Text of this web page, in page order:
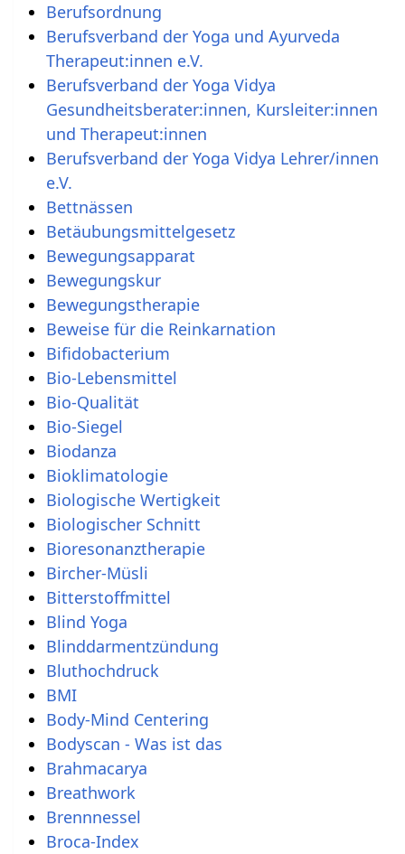
Berufsordnung
Berufsverband der Yoga und Ayurveda
Therapeut:innen e.V.
Berufsverband der Yoga Vidya
Gesundheitsberater:innen, Kursleiter:innen
und Therapeut:innen
Berufsverband der Yoga Vidya Lehrer/innen
e.V.
Bettnässen
Betäubungsmittelgesetz
Bewegungsapparat
Bewegungskur
Bewegungstherapie
Beweise für die Reinkarnation
Bifidobacterium
Bio-Lebensmittel
Bio-Qualität
Bio-Siegel
Biodanza
Bioklimatologie
Biologische Wertigkeit
Biologischer Schnitt
Bioresonanztherapie
Bircher-Müsli
Bitterstoffmittel
Blind Yoga
Blinddarmentzündung
Bluthochdruck
BMI
Body-Mind Centering
Bodyscan - Was ist das
Brahmacarya
Breathwork
Brennnessel
Broca-Index